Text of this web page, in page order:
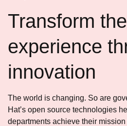
だTransform
experience
innovation
The world is changing. So are
Hat’s open source technologies
departments achieve their